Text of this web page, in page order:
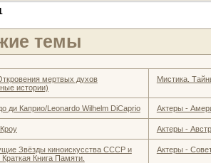
темы
мертвых духов
истории)
Мистика.
ди Каприо/Leonardo Wilhelm DiCaprio Актеры -
Актеры -
Звёзды киноискусства СССР и
Книга Памяти.
Актеры -